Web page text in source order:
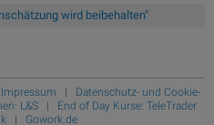
wird beibehalten"
Impressum | Datenschutz- und Cookie-
L&S | End of Day Kurse: TeleTrader
| Gowork.de